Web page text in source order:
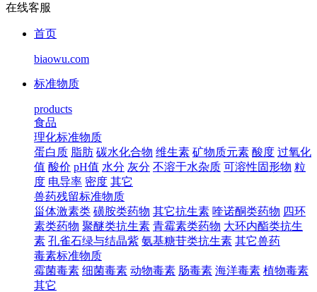
在线客服
首页
biaowu.com
标准物质
products
食品
理化标准物质
蛋白质 脂肪 碳水化合物 维生素 矿物质元素 酸度 过氧化
值 酸价 pH值 水分 灰分 不溶于水杂质 可溶性固形物 粒
度 电导率 密度 其它
兽药残留标准物质
甾体激素类 磺胺类药物 其它抗生素 喹诺酮类药物 四环
素类药物 聚醚类抗生素 青霉素类药物 大环内酯类抗生
素 孔雀石绿与结晶紫 氨基糖苷类抗生素 其它兽药
毒素标准物质
霉菌毒素 细菌毒素 动物毒素 肠毒素 海洋毒素 植物毒素
其它